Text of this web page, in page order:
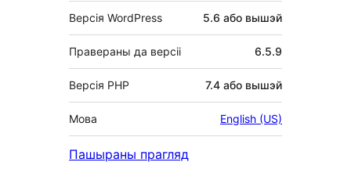
Версія WordPress 5.6 або вышэй
Правераны да версіі 6.5.9
Версія PHP 7.4 або вышэй
Мова English (US)
Пашыраны прагляд